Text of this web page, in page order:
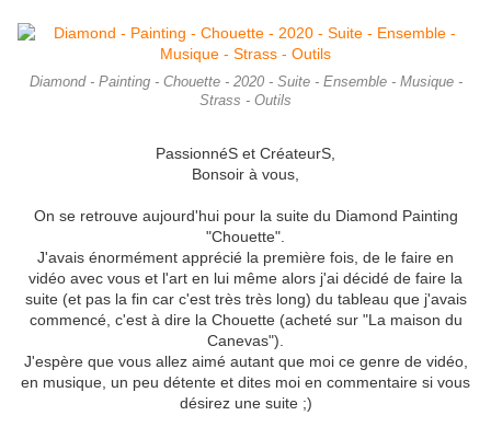
Diamond - Painting - Chouette - 2020 - Suite - Ensemble - Musique -
Strass - Outils
PassionnéS et CréateurS,
Bonsoir à vous,
On se retrouve aujourd'hui pour la suite du Diamond Painting
"Chouette".
J'avais énormément apprécié la première fois, de le faire en
vidéo avec vous et l'art en lui même alors j'ai décidé de faire la
suite (et pas la fin car c'est très très long) du tableau que j'avais
commencé, c'est à dire la Chouette (acheté sur "La maison du
Canevas").
J'espère que vous allez aimé autant que moi ce genre de vidéo,
en musique, un peu détente et dites moi en commentaire si vous
désirez une suite ;)